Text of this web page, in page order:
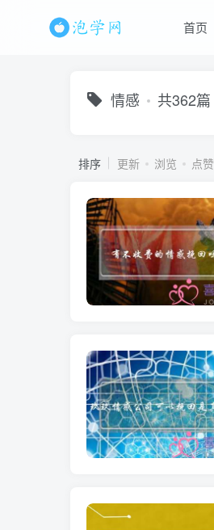
首页
情感 共362篇
排序 更新 浏览 点赞